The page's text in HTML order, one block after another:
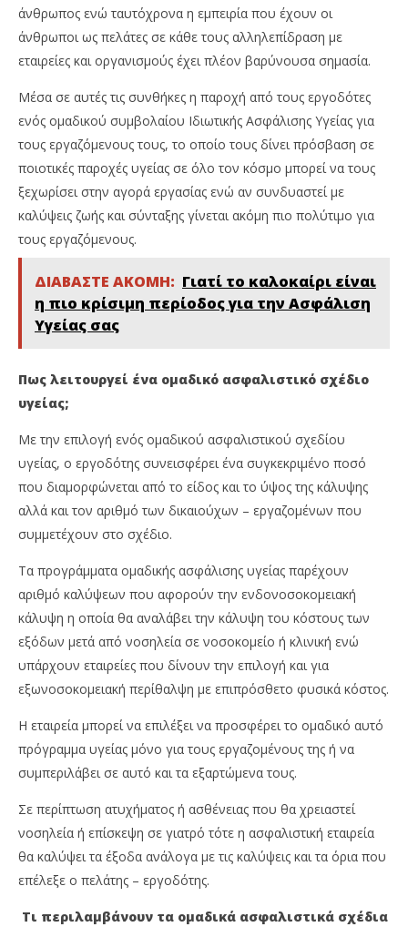
άνθρωπος ενώ ταυτόχρονα η εμπειρία που έχουν οι
άνθρωποι ως πελάτες σε κάθε τους αλληλεπίδραση με
εταιρείες και οργανισμούς έχει πλέον βαρύνουσα σημασία.
Μέσα σε αυτές τις συνθήκες η παροχή από τους εργοδότες
ενός ομαδικού συμβολαίου Ιδιωτικής Ασφάλισης Υγείας για
τους εργαζόμενους τους, το οποίο τους δίνει πρόσβαση σε
ποιοτικές παροχές υγείας σε όλο τον κόσμο μπορεί να τους
ξεχωρίσει στην αγορά εργασίας ενώ αν συνδυαστεί με
καλύψεις ζωής και σύνταξης γίνεται ακόμη πιο πολύτιμο για
τους εργαζόμενους.
ΔΙΑΒΑΣΤΕ ΑΚΟΜΗ: Γιατί το καλοκαίρι είναι
η πιο κρίσιμη περίοδος για την Ασφάλιση
Υγείας σας
Πως λειτουργεί ένα ομαδικό ασφαλιστικό σχέδιο
υγείας;
Με την επιλογή ενός ομαδικού ασφαλιστικού σχεδίου
υγείας, ο εργοδότης συνεισφέρει ένα συγκεκριμένο ποσό
που διαμορφώνεται από το είδος και το ύψος της κάλυψης
αλλά και τον αριθμό των δικαιούχων – εργαζομένων που
συμμετέχουν στο σχέδιο.
Τα προγράμματα ομαδικής ασφάλισης υγείας παρέχουν
αριθμό καλύψεων που αφορούν την ενδονοσοκομειακή
κάλυψη η οποία θα αναλάβει την κάλυψη του κόστους των
εξόδων μετά από νοσηλεία σε νοσοκομείο ή κλινική ενώ
υπάρχουν εταιρείες που δίνουν την επιλογή και για
εξωνοσοκομειακή περίθαλψη με επιπρόσθετο φυσικά κόστος.
Η εταιρεία μπορεί να επιλέξει να προσφέρει το ομαδικό αυτό
πρόγραμμα υγείας μόνο για τους εργαζομένους της ή να
συμπεριλάβει σε αυτό και τα εξαρτώμενα τους.
Σε περίπτωση ατυχήματος ή ασθένειας που θα χρειαστεί
νοσηλεία ή επίσκεψη σε γιατρό τότε η ασφαλιστική εταιρεία
θα καλύψει τα έξοδα ανάλογα με τις καλύψεις και τα όρια που
επέλεξε ο πελάτης – εργοδότης.
Τι περιλαμβάνουν τα ομαδικά ασφαλιστικά σχέδια